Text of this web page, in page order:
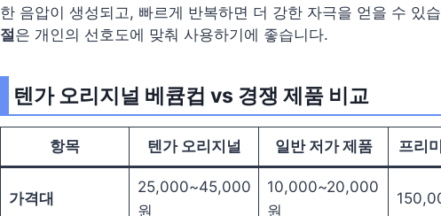
한 음압이 생성되고, 빠르게 반복하면 더 강한 자극을 얻을 수 있
절은 개인의 선호도에 맞춰 사용하기에 좋습니다.
텐가 오리지널 베큠컵 vs 경쟁 제품 비교
항목 텐가 오리지널 일반 저가 제품 프리
가격대
25,000~45,000
원
10,000~20,000
원